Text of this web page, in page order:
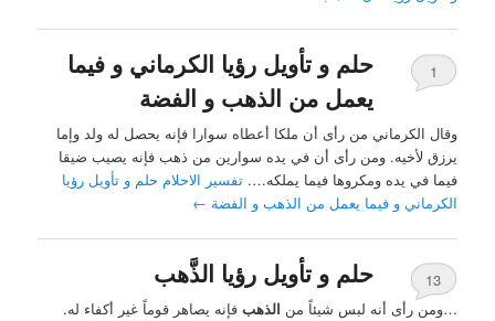
حلم و تأويل رؤيا الكرماني و فيما
يعمل من الذهب و الفضة
1
وقال الكرماني من رأى أن ملكا أعطاه سوارا فإنه يحصل له ولد وإما
يرزق لأخيه. ومن رأى أن في يده سوارين من ذهب فإنه يصيب ضيقا
فيما في يده ومكروها فيما يملكه….تفسير الاحلام حلم و تأويل رؤيا
الكرماني و فيما يعمل من الذهب و الفضة ←
حلم و تأويل رؤيا الذَّهب
13
…ومن رأى أنه لبس شيئاً من الذهب فإنه يصاهر قوماً غير أكفاء له.